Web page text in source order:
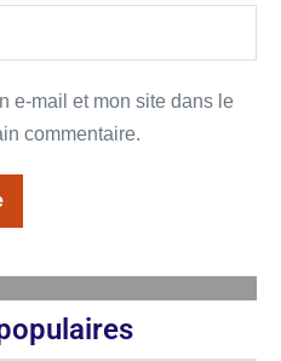
e-mail et mon site dans le
commentaire.